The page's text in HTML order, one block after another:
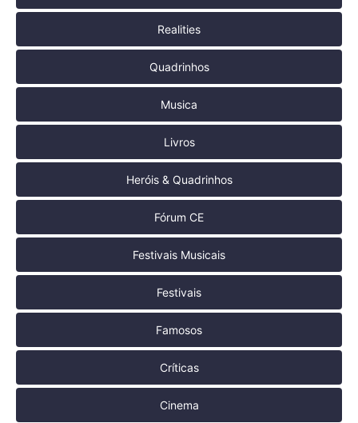
Realities
Quadrinhos
Musica
Livros
Heróis & Quadrinhos
Fórum CE
Festivais Musicais
Festivais
Famosos
Críticas
Cinema